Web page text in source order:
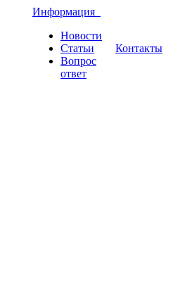
Информация
Новости
Статьи
Вопрос
ответ
Контакты